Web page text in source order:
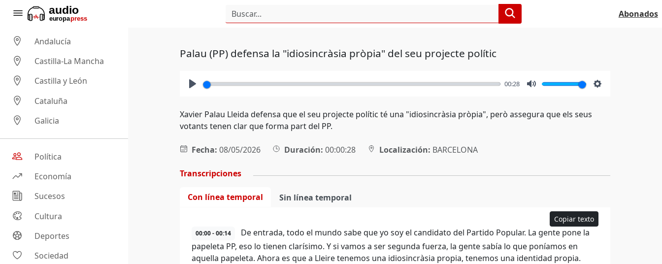
Abonados
Andalucía
Castilla-La Mancha
Castilla y León
Cataluña
Galicia
Política
Economía
Sucesos
Cultura
Deportes
Sociedad
Palau (PP) defensa la "idiosincràsia pròpia" del seu projecte polític
00:28
Xavier Palau Lleida defensa que el seu projecte polític té una "idiosincràsia pròpia", però assegura que els seus
votants tenen clar que forma part del PP.
Fecha: 08/05/2026 Duración: 00:00:28 Localización: BARCELONA
Transcripciones
Con línea temporal Sin línea temporal
Copiar texto
00:00 - 00:14
De entrada, todo el mundo sabe que yo soy el candidato del Partido Popular. La gente pone la
papeleta PP, eso lo tienen clarísimo. Y si vamos a ser segunda fuerza, la gente sabía lo que poníamos en
aquella papeleta. Ahora es que a Lleire tenemos una idiosincràsia propia, tenemos una identidad propia.